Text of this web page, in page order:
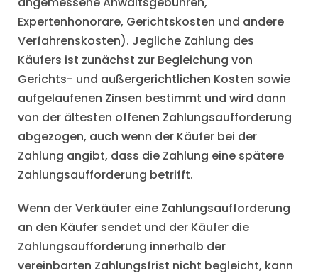
Expertenhonorare, Gerichtskosten und andere
Verfahrenskosten). Jegliche Zahlung des
Käufers ist zunächst zur Begleichung von
Gerichts- und außergerichtlichen Kosten sowie
aufgelaufenen Zinsen bestimmt und wird dann
von der ältesten offenen Zahlungsaufforderung
abgezogen, auch wenn der Käufer bei der
Zahlung angibt, dass die Zahlung eine spätere
Zahlungsaufforderung betrifft.
Wenn der Verkäufer eine Zahlungsaufforderung
an den Käufer sendet und der Käufer die
Zahlungsaufforderung innerhalb der
vereinbarten Zahlungsfrist nicht begleicht, kann